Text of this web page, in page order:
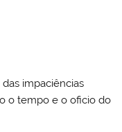
impaciências
o tempo e o oficio do